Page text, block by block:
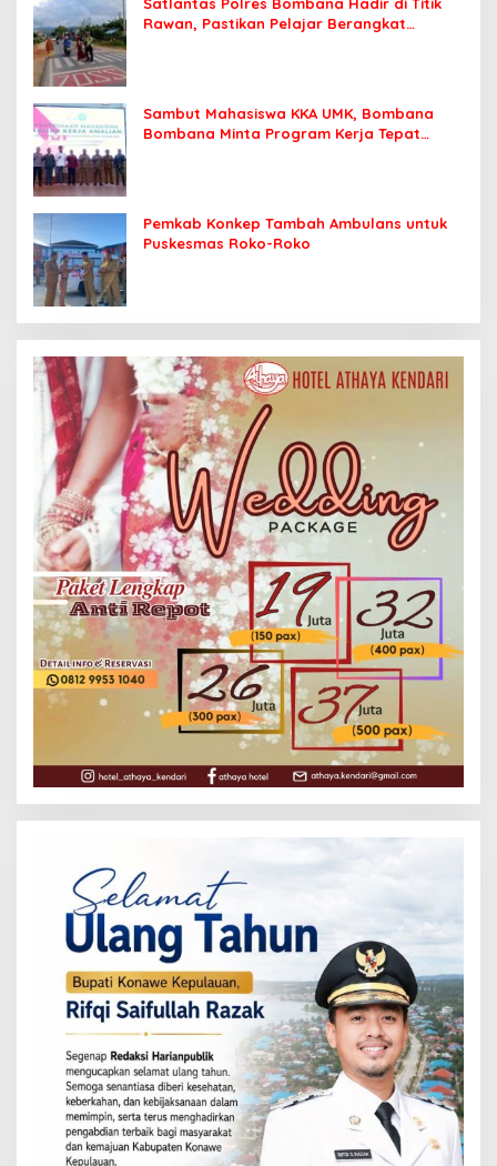
Rawan, Pastikan Pelajar Berangkat
Sambut Mahasiswa KKA UMK, Bombana
Bombana Minta Program Kerja Tepat
Pemkab Konkep Tambah Ambulans untuk
Puskesmas Roko-Roko